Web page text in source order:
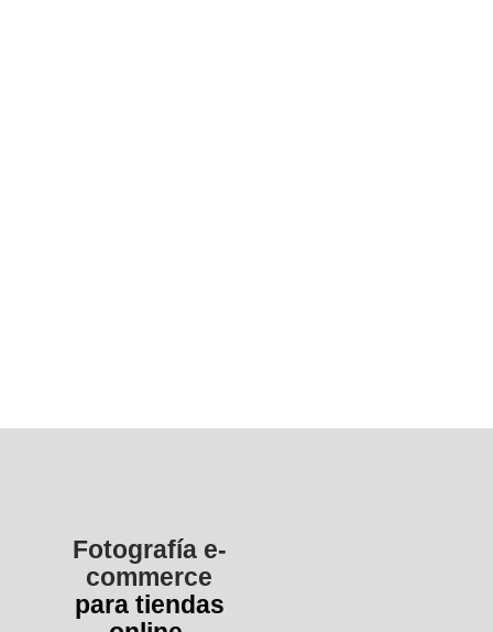
Fotografía e-
commerce
para tiendas